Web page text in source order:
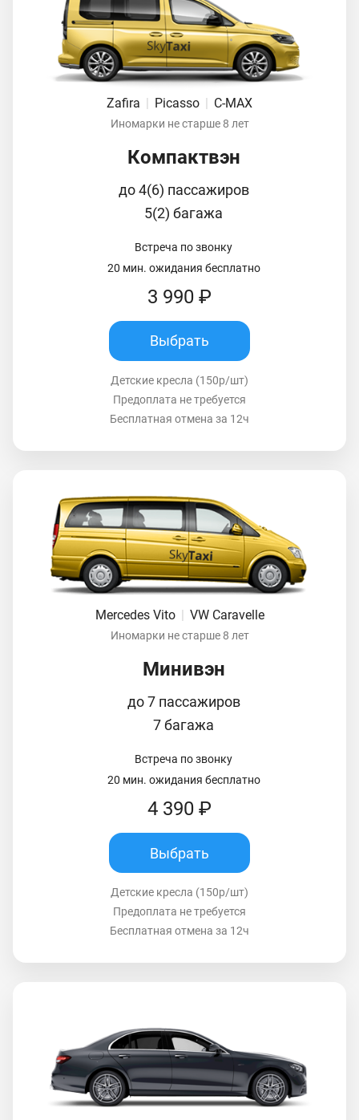
Zafira | Picasso | C-MAX
Иномарки не старше 8 лет
Компактвэн
до 4(6) пассажиров
5(2) багажа
Встреча по звонку
20 мин. ожидания бесплатно
3 990 ₽
Выбрать
Детские кресла (150р/шт)
Предоплата не требуется
Бесплатная отмена за 12ч
Mercedes Vito VW Caravelle
Иномарки не старше 8 лет
Минивэн
до 7 пассажиров
7 багажа
Встреча по звонку
20 мин. ожидания бесплатно
4 390 ₽
Выбрать
Детские кресла (150р/шт)
Предоплата не требуется
Бесплатная отмена за 12ч